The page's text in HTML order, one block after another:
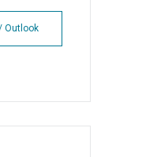
Outlook